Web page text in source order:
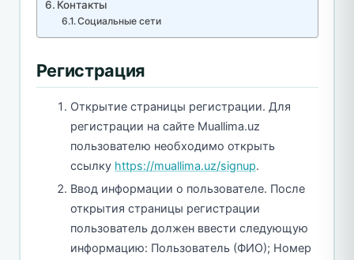
Контакты
Социальные сети
Регистрация
Открытие страницы регистрации. Для
регистрации на сайте Muallima.uz
пользователю необходимо открыть
ссылку https://muallima.uz/signup.
Ввод информации о пользователе. После
открытия страницы регистрации
пользователь должен ввести следующую
информацию: Пользователь (ФИО); Номер